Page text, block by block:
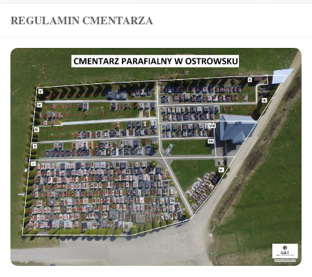
REGULAMIN CMENTARZA